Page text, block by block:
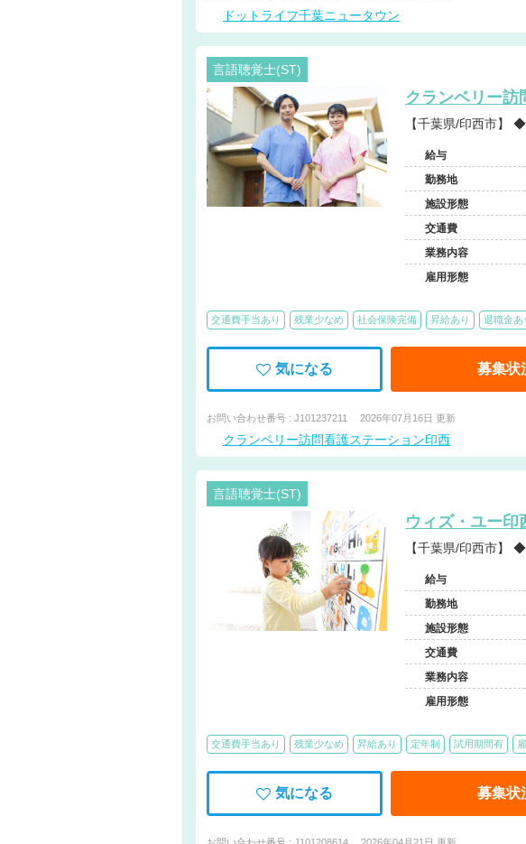
ドットライフ千葉ニュータウン
言語聴覚士(ST)
クランベリー訪
【
給与
勤務地
施設形態
交通費
業務内容
雇用形態
交通費手当あり 残業少なめ 社会保険完備 昇給あり 退職金あ
気になる 募集状
お問い合わせ番号 : J101237211 2026年07月16日 更新
クランベリー訪問看護ステーション印西
言語聴覚士(ST)
ウィズ・ユー印
【
給与
勤務地
施設形態
交通費
業務内容
雇用形態
交通費手当あり 残業少なめ 昇給あり 定年制 試用期間有
気になる 募集状